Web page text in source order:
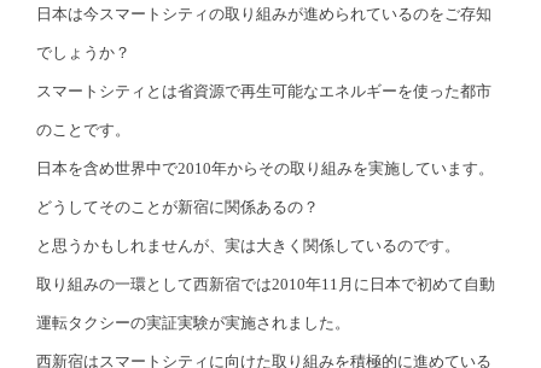
日本は今スマートシティの取り組みが進められているのをご存知
でしょうか？
スマートシティとは省資源で再生可能なエネルギーを使った都市
のことです。
日本を含め世界中で2010年からその取り組みを実施しています。
どうしてそのことが新宿に関係あるの？
と思うかもしれませんが、実は大きく関係しているのです。
取り組みの一環として西新宿では2010年11月に日本で初めて自動
運転タクシーの実証実験が実施されました。
西新宿はスマートシティに向けた取り組みを積極的に進めている